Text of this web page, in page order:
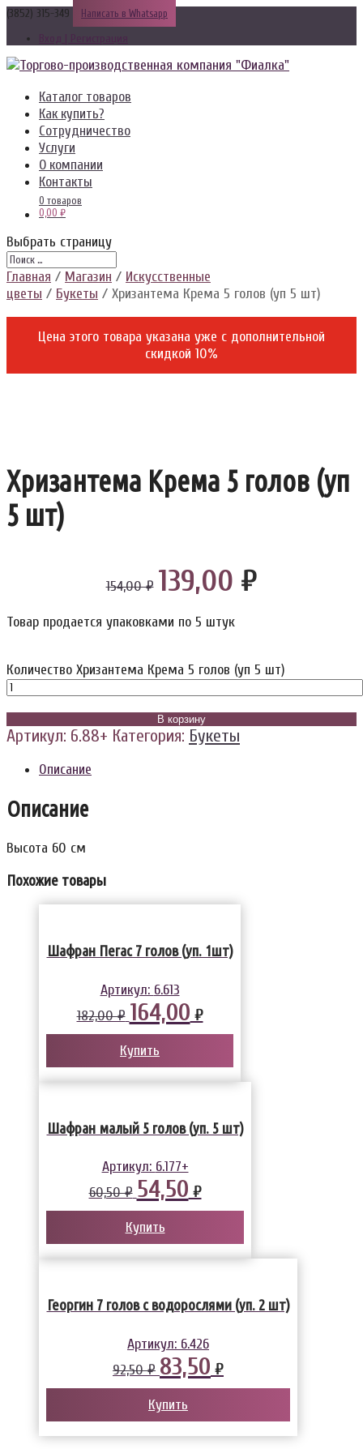
(3852) 315-349 Написать в Whatsapp
Вход | Регистрация
Каталог товаров
Как купить?
Сотрудничество
Услуги
О компании
Контакты
0 товаров
0,00 ₽
Выбрать страницу
Главная / Магазин / Искусственные
цветы / Букеты / Хризантема Крема 5 голов (уп 5 шт)
Цена этого товара указана уже c дополнительной
скидкой 10%
Хризантема Крема 5 голов (уп
5 шт)
154,00 ₽ 139,00 ₽
Товар продается упаковками по 5 штук
Количество Хризантема Крема 5 голов (уп 5 шт)
В корзину
Артикул: 6.88+ Категория: Букеты
Описание
Описание
Высота 60 см
Похожие товары
Шафран Пегас 7 голов (уп. 1шт)
Артикул: 6.613
182,00 ₽ 164,00 ₽
Купить
Шафран малый 5 голов (уп. 5 шт)
Артикул: 6.177+
60,50 ₽ 54,50 ₽
Купить
Георгин 7 голов с водорослями (уп. 2 шт)
Артикул: 6.426
92,50 ₽ 83,50 ₽
Купить